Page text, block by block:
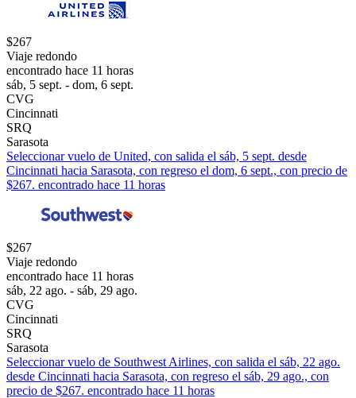
$267
Viaje redondo
encontrado hace 11 horas
sáb, 5 sept. - dom, 6 sept.
CVG
Cincinnati
SRQ
Sarasota
Seleccionar vuelo de United, con salida el sáb, 5 sept. desde
Cincinnati hacia Sarasota, con regreso el dom, 6 sept., con precio de
$267. encontrado hace 11 horas
$267
Viaje redondo
encontrado hace 11 horas
sáb, 22 ago. - sáb, 29 ago.
CVG
Cincinnati
SRQ
Sarasota
Seleccionar vuelo de Southwest Airlines, con salida el sáb, 22 ago.
desde Cincinnati hacia Sarasota, con regreso el sáb, 29 ago., con
precio de $267. encontrado hace 11 horas